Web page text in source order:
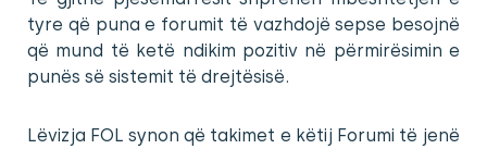
tyre që puna e forumit të vazhdojë sepse besojnë
që mund të ketë ndikim pozitiv në përmirësimin e
punës së sistemit të drejtësisë.
Lëvizja FOL synon që takimet e këtij Forumi të jenë